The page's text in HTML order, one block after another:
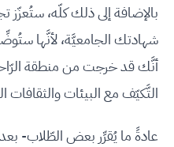
بالإضافة إلى ذلك كلّه،
شهادتك الجامعيَّة، لأنَّها
أنَّك قد خرجت من منطقة
التَّكيّف مع البيئات والثقافات
عادةً ما يُقرِّر بعض الطّلاب-